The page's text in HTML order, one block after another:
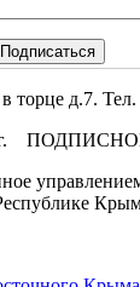
д.7. Тел.